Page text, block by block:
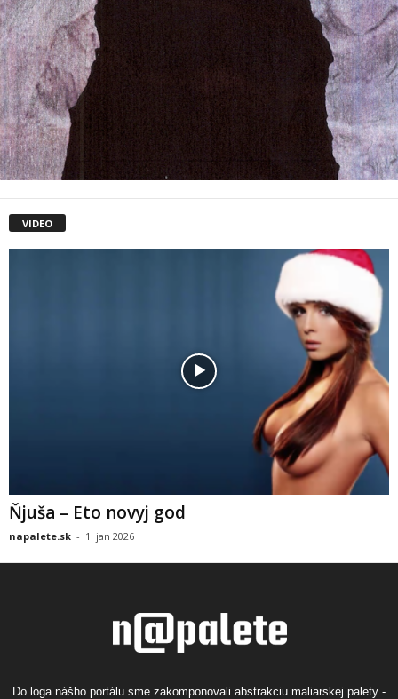
VIDEO
Ňjuša – Eto novyj god
napalete.sk - 1. jan 2026
Do loga nášho portálu sme zakomponovali abstrakciu maliarskej palety -